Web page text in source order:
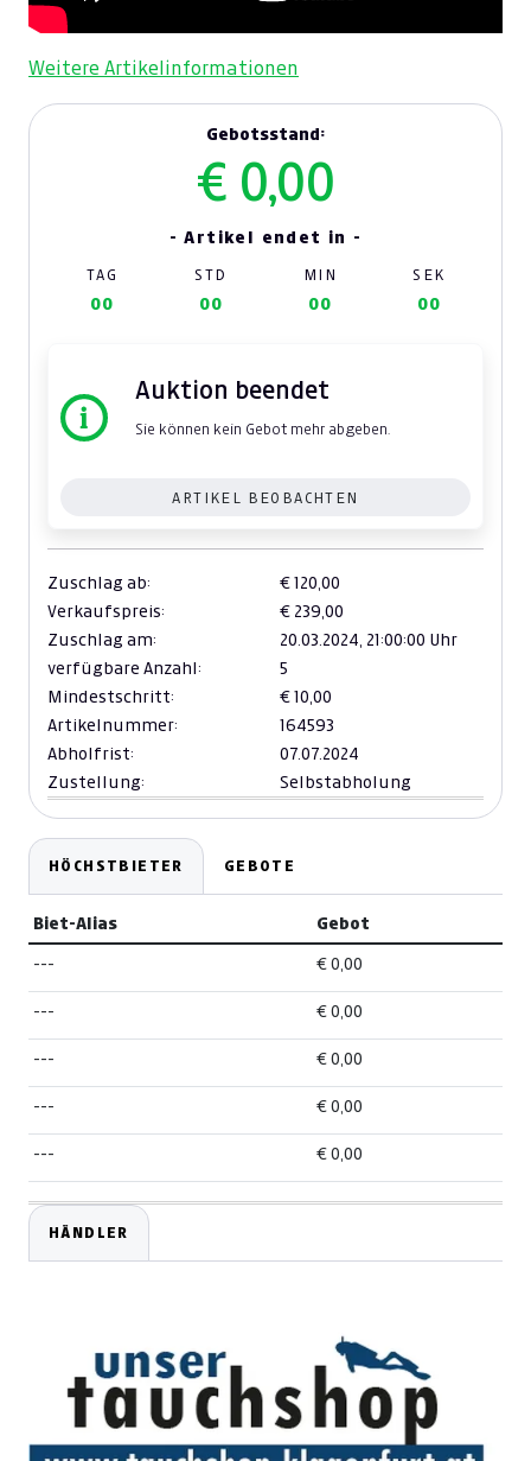
Weitere Artikelinformationen
Gebotsstand:
€ 0,00
- Artikel endet in -
TAG STD MIN SEK
00 00 00 00
Auktion beendet
Sie können kein Gebot mehr abgeben.
ARTIKEL BEOBACHTEN
Zuschlag ab:
€ 120,00
Verkaufspreis:
€ 239,00
Zuschlag am:
20.03.2024, 21:00:00 Uhr
verfügbare Anzahl:
5
Mindestschritt:
€ 10,00
Artikelnummer:
164593
Abholfrist:
07.07.2024
Zustellung:
Selbstabholung
HÖCHSTBIETER GEBOTE
Biet-Alias Gebot
--- € 0,00
--- € 0,00
--- € 0,00
--- € 0,00
--- € 0,00
HÄNDLER